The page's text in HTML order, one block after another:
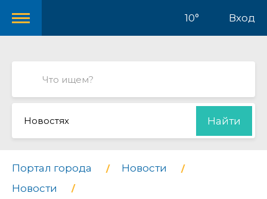
10° Вход
Новостях Найти
Портал города
Новости
Новости